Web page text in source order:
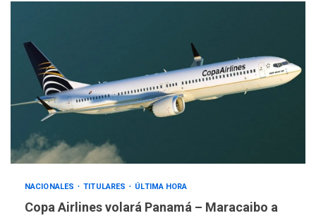
NACIONALES TITULARES ÚLTIMA HORA
Copa Airlines volará Panamá – Maracaibo a